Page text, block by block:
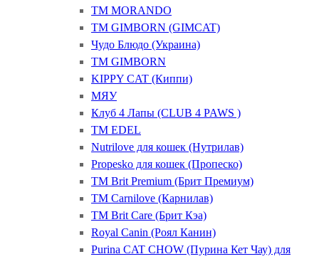
ТМ MORANDO
ТМ GIMBORN (GIMCAT)
Чудо Блюдо (Украина)
ТМ GIMBORN
KIPPY CAT (Киппи)
МЯУ
Клуб 4 Лапы (CLUB 4 PAWS )
ТМ EDEL
Nutrilove для кошек (Нутрилав)
Propesko для кошек (Пропеско)
ТМ Brit Premium (Брит Премиум)
ТМ Carnilove (Карнилав)
ТМ Brit Care (Брит Кэа)
Royal Canin (Роял Канин)
Purina CAT CHOW (Пурина Кет Чау) для